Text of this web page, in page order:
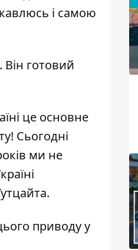
і самою
Він готовий
це основне
Сьогодні
ми не
приводу у